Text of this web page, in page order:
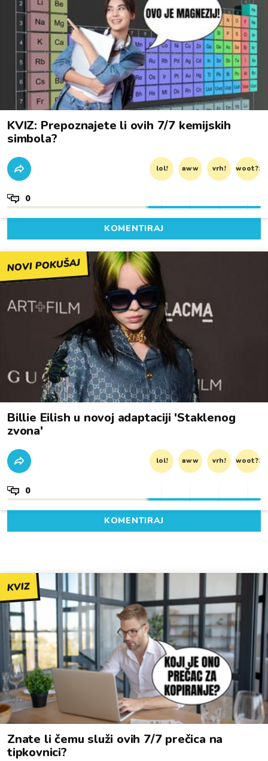
KVIZ: Prepoznajete li ovih 7/7 kemijskih
simbola?
lol! aww vrh! woot?!
0
KOMENTIRAJ
NOVI POKUŠAJ
Billie Eilish u novoj adaptaciji 'Staklenog
zvona'
lol! aww vrh! woot?!
0
KOMENTIRAJ
KVIZ
Znate li čemu služi ovih 7/7 prečica na
tipkovnici?